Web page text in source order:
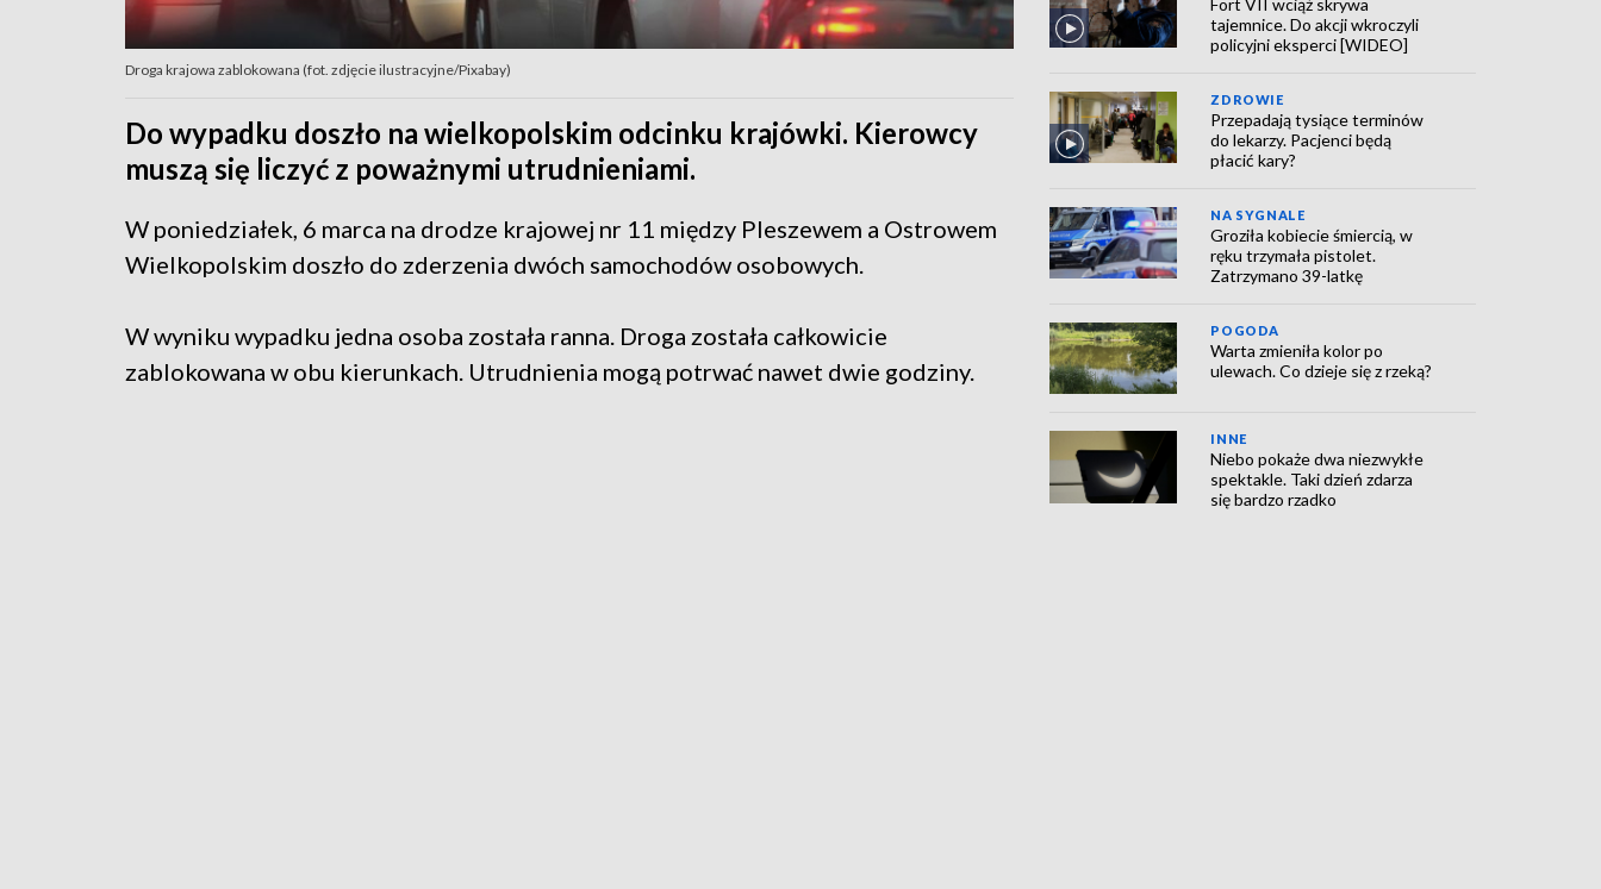
Droga krajowa zablokowana (fot. zdjęcie ilustracyjne/Pixabay)
Do wypadku doszło na wielkopolskim odcinku krajówki. Kierowcy
muszą się liczyć z poważnymi utrudnieniami.
W poniedziałek, 6 marca na drodze krajowej nr 11 między Pleszewem a Ostrowem
Wielkopolskim doszło do zderzenia dwóch samochodów osobowych.
W wyniku wypadku jedna osoba została ranna. Droga została całkowicie
zablokowana w obu kierunkach. Utrudnienia mogą potrwać nawet dwie godziny.
tajemnice. Do akcji wkroczyli
policyjni eksperci [WIDEO]
ZDROWIE
Przepadają tysiące terminów
do lekarzy. Pacjenci będą
płacić kary?
NA SYGNALE
Groziła kobiecie śmiercią, w
ręku trzymała pistolet.
Zatrzymano 39-latkę
POGODA
Warta zmieniła kolor po
ulewach. Co dzieje się z rzeką?
INNE
Niebo pokaże dwa niezwykłe
spektakle. Taki dzień zdarza
się bardzo rzadko